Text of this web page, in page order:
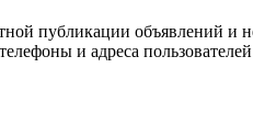
публикации объявлений и
и адреса